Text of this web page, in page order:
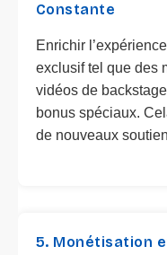
Constante
Enrichir
exclusif tel que des
vidéos de
bonus spéciaux.
de nouveaux
5. Monétisation